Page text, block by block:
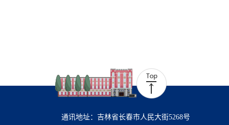
通讯地址：吉林省长春市人民大街5268号